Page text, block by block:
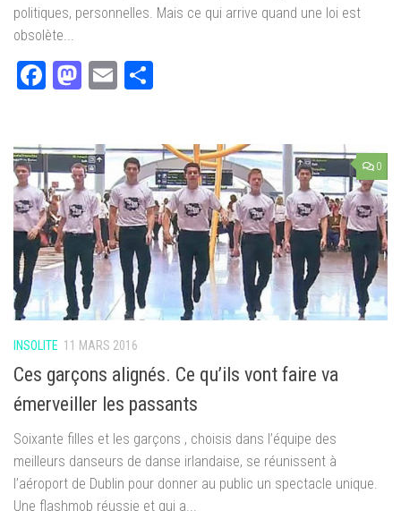
politiques, personnelles. Mais ce qui arrive quand une loi est
obsolète...
Facebook
Mastodon
Email
0
INSOLITE 11 MARS 2016
Ces garçons alignés. Ce qu’ils vont faire va
émerveiller les passants
Soixante filles et les garçons , choisis dans l’équipe des
meilleurs danseurs de danse irlandaise, se réunissent à
l’aéroport de Dublin pour donner au public un spectacle unique.
Une flashmob réussie et qui a...